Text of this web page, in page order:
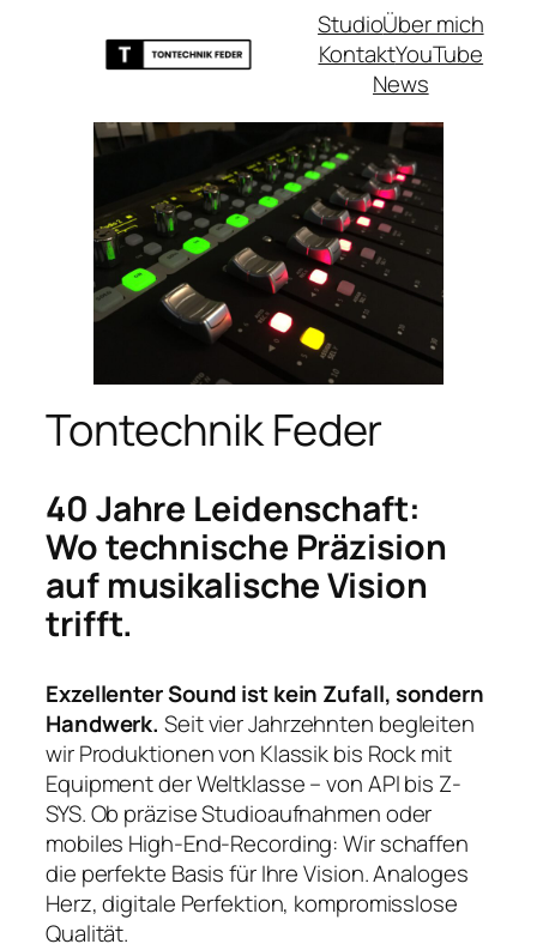
StudioÜber mich
KontaktYouTube
News
Tontechnik Feder
40 Jahre Leidenschaft:
Wo technische Präzision
auf musikalische Vision
trifft.
Exzellenter Sound ist kein Zufall, sondern
Handwerk.Seit vier Jahrzehnten begleiten
wir Produktionen von Klassik bis Rock mit
Equipment der Weltklasse – von API bis Z-
SYS. Ob präzise Studioaufnahmen oder
mobiles High-End-Recording: Wir schaffen
die perfekte Basis für Ihre Vision. Analoges
Herz, digitale Perfektion, kompromisslose
Qualität.